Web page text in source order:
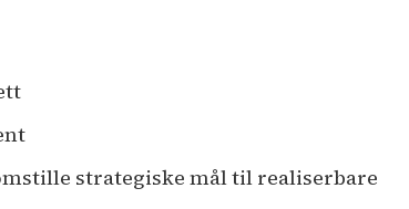
strategiske mål til realiserbare